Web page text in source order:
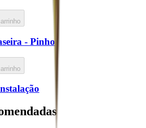
- Pinho